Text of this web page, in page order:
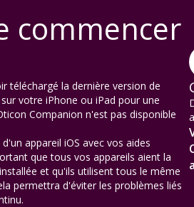
commencer
téléchargé la dernière version de
votre iPhone ou iPad pour une
Companion n'est pas disponible
appareil iOS avec vos aides
que tous vos appareils aient la
et qu'ils utilisent tous le même
permettra d'éviter les problèmes liés